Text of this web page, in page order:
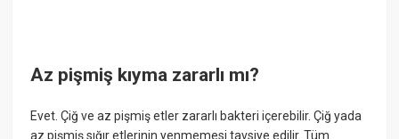
Az pişmiş kıyma zararlı mı?
Evet. Çiğ ve az pişmiş etler zararlı bakteri içerebilir. Çiğ yada
az pişmiş sığır etlerinin yenmemesi tavsiye edilir. Tüm